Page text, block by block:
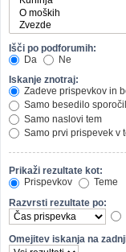
Išči po podforumih:
Da
Ne
Iskanje znotraj:
Zadeve prispevkov in
Samo besedilo
Samo naslovi tem
Samo prvi prispevek v
Prikaži rezultate kot:
Prispevkov
Teme
Razvrsti rezultate po:
Omejitev iskanja na